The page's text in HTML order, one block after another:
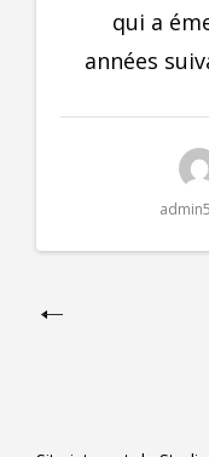
qui a
années